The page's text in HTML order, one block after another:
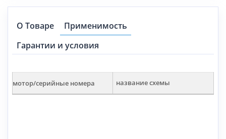
О Товаре
Применимость
Гарантии и условия
мотор/серийные номера название схемы